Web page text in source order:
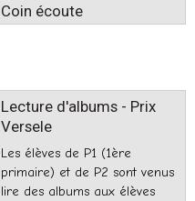
Coin écoute
Lecture d'albums - Prix
Versele
Les élèves de P1 (1ère
primaire) et de P2 sont venus
lire des albums aux élèves